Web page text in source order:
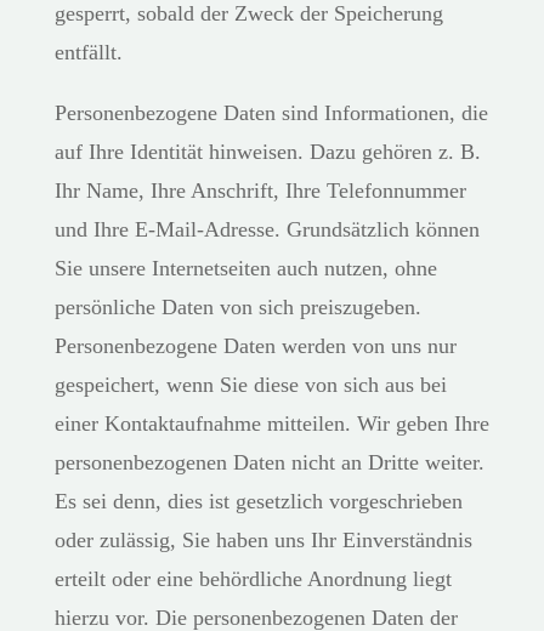
gesperrt, sobald der Zweck der Speicherung
entfällt.
Personenbezogene Daten sind Informationen, die
auf Ihre Identität hinweisen. Dazu gehören z. B.
Ihr Name, Ihre Anschrift, Ihre Telefonnummer
und Ihre E-Mail-Adresse. Grundsätzlich können
Sie unsere Internetseiten auch nutzen, ohne
persönliche Daten von sich preiszugeben.
Personenbezogene Daten werden von uns nur
gespeichert, wenn Sie diese von sich aus bei
einer Kontaktaufnahme mitteilen. Wir geben Ihre
personenbezogenen Daten nicht an Dritte weiter.
Es sei denn, dies ist gesetzlich vorgeschrieben
oder zulässig, Sie haben uns Ihr Einverständnis
erteilt oder eine behördliche Anordnung liegt
hierzu vor. Die personenbezogenen Daten der